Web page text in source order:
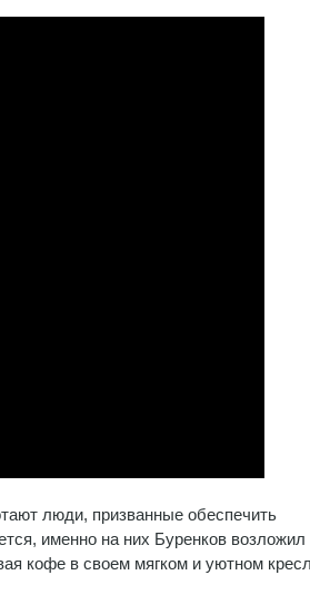
люди, призванные обеспечить
именно на них Буренков
кофе в своем мягком и уютном